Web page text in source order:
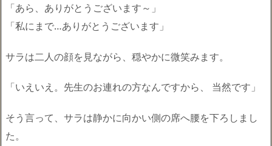
「あら、ありがとうございます～」
「私にまで…ありがとうございます」
サラは二人の顔を見ながら、穏やかに微笑みます。
「いえいえ。先生のお連れの方なんですから、 当然です」
そう言って、サラは静かに向かい側の席へ腰を下ろしまし
た。